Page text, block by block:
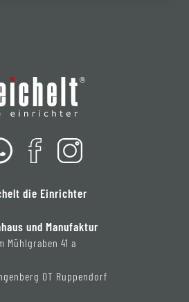
die Einrichter
und Manufaktur
Mühlgraben 41 a
OT Ruppendorf